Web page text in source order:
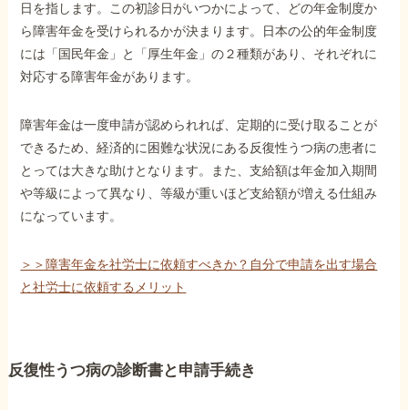
日を指します。この初診日がいつかによって、どの年金制度か
ら障害年金を受けられるかが決まります。日本の公的年金制度
には「国民年金」と「厚生年金」の２種類があり、それぞれに
対応する障害年金があります。
障害年金は一度申請が認められれば、定期的に受け取ることが
できるため、経済的に困難な状況にある反復性うつ病の患者に
とっては大きな助けとなります。また、支給額は年金加入期間
や等級によって異なり、等級が重いほど支給額が増える仕組み
になっています。
＞＞障害年金を社労士に依頼すべきか？自分で申請を出す場合
と社労士に依頼するメリット
反復性うつ病の診断書と申請手続き